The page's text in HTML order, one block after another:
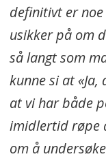
definitivt er
usikker på om
så langt som
kunne si at
at vi har både
imidlertid røpe
om å